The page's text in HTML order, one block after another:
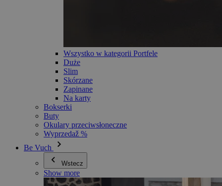
Wszystko w kategorii Portfele
Duże
Slim
Skórzane
Zapinane
Na karty
Bokserki
Buty
Okulary przeciwsłoneczne
Wyprzedaž %
Be Vuch
Wstecz
Show more